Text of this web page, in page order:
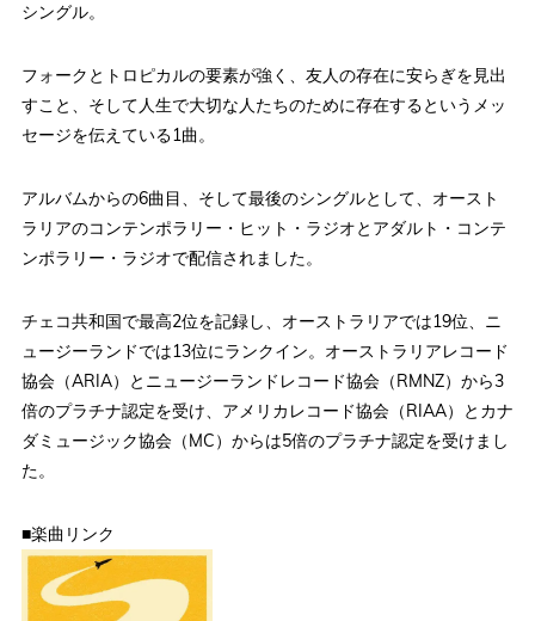
シングル。
フォークとトロピカルの要素が強く、友人の存在に安らぎを見出
すこと、そして人生で大切な人たちのために存在するというメッ
セージを伝えている1曲。
アルバムからの6曲目、そして最後のシングルとして、オースト
ラリアのコンテンポラリー・ヒット・ラジオとアダルト・コンテ
ンポラリー・ラジオで配信されました。
チェコ共和国で最高2位を記録し、オーストラリアでは19位、ニ
ュージーランドでは13位にランクイン。オーストラリアレコード
協会（ARIA）とニュージーランドレコード協会（RMNZ）から3
倍のプラチナ認定を受け、アメリカレコード協会（RIAA）とカナ
ダミュージック協会（MC）からは5倍のプラチナ認定を受けまし
た。
■楽曲リンク